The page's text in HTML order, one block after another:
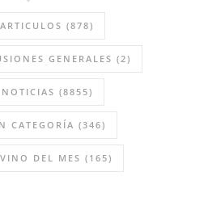
ARTICULOS (878)
GENERALES (2)
NOTICIAS (8855)
CATEGORÍA (346)
VINO DEL MES (165)